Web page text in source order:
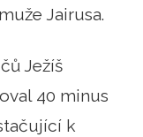
Jairusa.
Ježíš
40 minus
k